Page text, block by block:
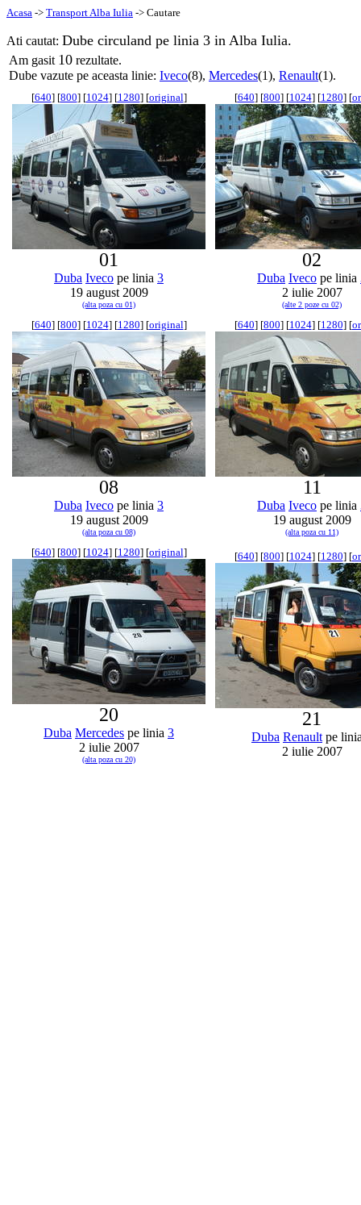
Acasa -> Transport Alba Iulia -> Cautare
Ati cautat: Dube circuland pe linia 3 in Alba Iulia.
Am gasit 10 rezultate.
Dube vazute pe aceasta linie: Iveco(8), Mercedes(1), Renault(1).
[640] [800] [1024] [1280] [original]
01
Duba Iveco pe linia 3
19 august 2009
(alta poza cu 01)
[640] [800] [1024] [1280] [
02
Duba Iveco pe linia
2 iulie 2007
(alte 2 poze cu 02)
[640] [800] [1024] [1280] [original]
08
Duba Iveco pe linia 3
19 august 2009
(alta poza cu 08)
[640] [800] [1024] [1280] [
11
Duba Iveco pe linia
19 august 2009
(alta poza cu 11)
[640] [800] [1024] [1280] [original]
20
Duba Mercedes pe linia 3
2 iulie 2007
(alta poza cu 20)
[640] [800] [1024] [1280] [
21
Duba Renault pe
2 iulie 2007